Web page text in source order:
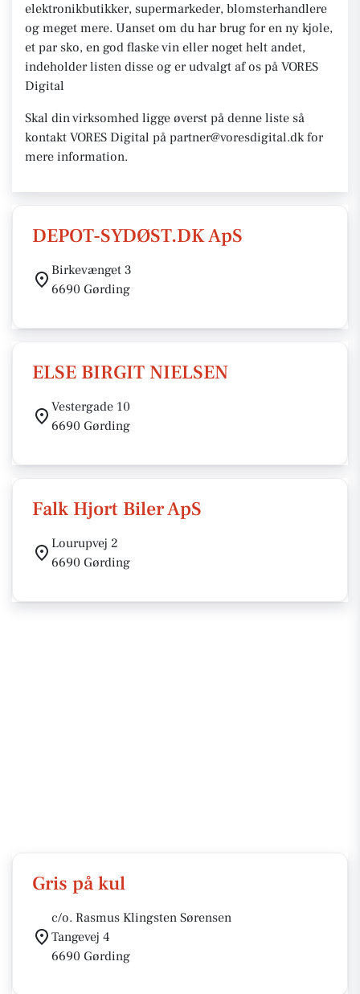
elektronikbutikker, supermarkeder, blomsterhandlere
og meget mere. Uanset om du har brug for en ny kjole,
et par sko, en god flaske vin eller noget helt andet,
indeholder listen disse og er udvalgt af os på VORES
Digital
Skal din virksomhed ligge øverst på denne liste så
kontakt VORES Digital på partner@voresdigital.dk for
mere information.
DEPOT-SYDØST.DK ApS
Birkevænget 3
6690 Gørding
ELSE BIRGIT NIELSEN
Vestergade 10
6690 Gørding
Falk Hjort Biler ApS
Lourupvej 2
6690 Gørding
Gris på kul
c/o. Rasmus Klingsten Sørensen
Tangevej 4
6690 Gørding